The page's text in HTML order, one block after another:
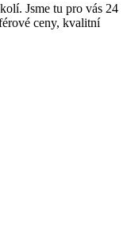
Jsme tu pro vás 24
ceny, kvalitní